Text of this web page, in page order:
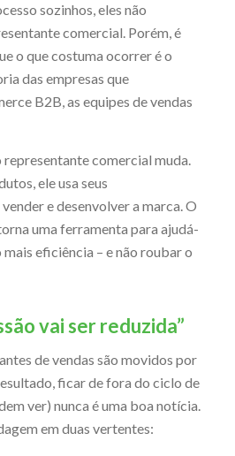
sozinhos, eles não
comercial. Porém, é
o que costuma ocorrer é o
das empresas que
B2B, as equipes de vendas
comercial muda.
ele usa seus
e desenvolver a marca. O
uma ferramenta para ajudá-
eficiência – e não roubar o
vai ser reduzida”
de vendas são movidos por
ficar de fora do ciclo de
ver) nunca é uma boa notícia.
em duas vertentes: